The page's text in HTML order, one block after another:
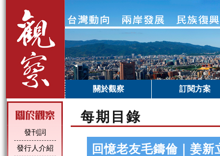
關於觀察 訂閱方案
發刊詞
發行人介紹
每期目錄
回憶老友毛鑄倫｜姜新